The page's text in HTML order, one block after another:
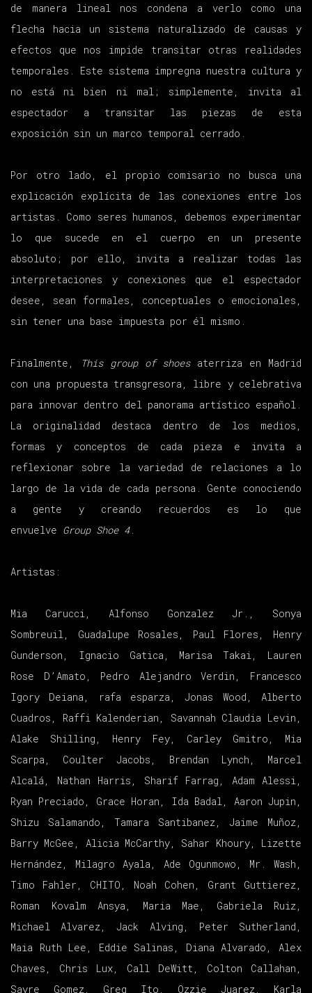
de manera lineal nos condena a verlo como una
flecha hacia un sistema naturalizado de causas y
efectos que nos impide transitar otras realidades
temporales. Este sistema impregna nuestra cultura y
no está ni bien ni mal; simplemente, invita al
espectador a transitar las piezas de esta
exposición sin un marco temporal cerrado.
Por otro lado, el propio comisario no busca una
explicación explícita de las conexiones entre los
artistas. Como seres humanos, debemos experimentar
lo que sucede en el cuerpo en un presente
absoluto; por ello, invita a realizar todas las
interpretaciones y conexiones que el espectador
desee, sean formales, conceptuales o emocionales,
sin tener una base impuesta por él mismo.
Finalmente, This group of shoesaterriza en Madrid
con una propuesta transgresora, libre y celebrativa
para innovar dentro del panorama artístico español.
La originalidad destaca dentro de los medios,
formas y conceptos de cada pieza e invita a
reflexionar sobre la variedad de relaciones a lo
largo de la vida de cada persona. Gente conociendo
a gente y creando recuerdos es lo que
envuelve Group Shoe 4.
Artistas:
Mia Carucci, Alfonso Gonzalez Jr., Sonya
Sombreuil, Guadalupe Rosales, Paul Flores, Henry
Gunderson, Ignacio Gatica, Marisa Takai, Lauren
Rose D’Amato, Pedro Alejandro Verdin, Francesco
Igory Deiana, rafa esparza, Jonas Wood, Alberto
Cuadros, Raffi Kalenderian, Savannah Claudia Levin,
Alake Shilling, Henry Fey, Carley Gmitro, Mia
Scarpa, Coulter Jacobs, Brendan Lynch, Marcel
Alcalá, Nathan Harris, Sharif Farrag, Adam Alessi,
Ryan Preciado, Grace Horan, Ida Badal, Aaron Jupin,
Shizu Salamando, Tamara Santibanez, Jaime Muñoz,
Barry McGee, Alicia McCarthy, Sahar Khoury, Lizette
Hernández, Milagro Ayala, Ade Ogunmowo, Mr. Wash,
Timo Fahler, CHITO, Noah Cohen, Grant Guttierez,
Roman Kovalm Ansya, Maria Mae, Gabriela Ruiz,
Michael Alvarez, Jack Alving, Peter Sutherland,
Maia Ruth Lee, Eddie Salinas, Diana Alvarado, Alex
Chaves, Chris Lux, Call DeWitt, Colton Callahan,
Sayre Gomez, Greg Ito, Ozzie Juarez, Karla